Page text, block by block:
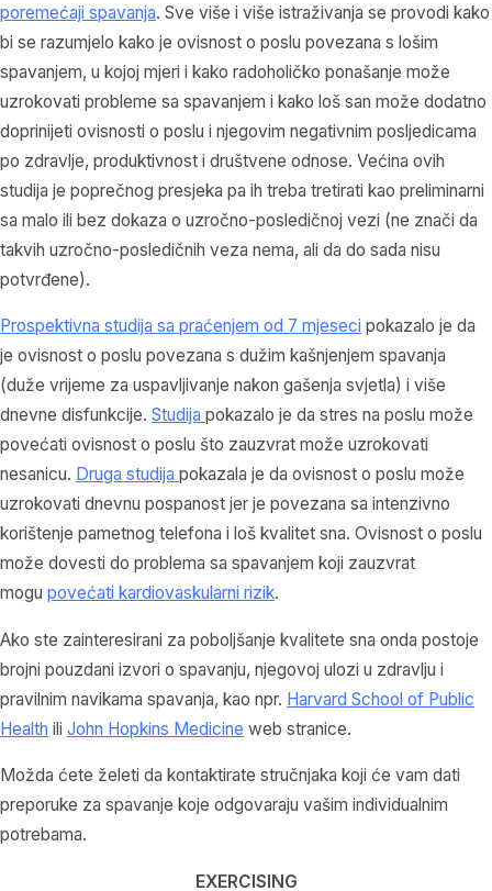
poremećaji spavanja. Sve više i više istraživanja se provodi kako
bi se razumjelo kako je ovisnost o poslu povezana s lošim
spavanjem, u kojoj mjeri i kako radoholičko ponašanje može
uzrokovati probleme sa spavanjem i kako loš san može dodatno
doprinijeti ovisnosti o poslu i njegovim negativnim posljedicama
po zdravlje, produktivnost i društvene odnose. Većina ovih
studija je poprečnog presjeka pa ih treba tretirati kao preliminarni
sa malo ili bez dokaza o uzročno-posledičnoj vezi (ne znači da
takvih uzročno-posledičnih veza nema, ali da do sada nisu
potvrđene).
Prospektivna studija sa praćenjem od 7 mjeseci pokazalo je da
je ovisnost o poslu povezana s dužim kašnjenjem spavanja
(duže vrijeme za uspavljivanje nakon gašenja svjetla) i više
dnevne disfunkcije. Studija pokazalo je da stres na poslu može
povećati ovisnost o poslu što zauzvrat može uzrokovati
nesanicu. Druga studija pokazala je da ovisnost o poslu može
uzrokovati dnevnu pospanost jer je povezana sa intenzivno
korištenje pametnog telefona i loš kvalitet sna. Ovisnost o poslu
može dovesti do problema sa spavanjem koji zauzvrat
mogu povećati kardiovaskularni rizik.
Ako ste zainteresirani za poboljšanje kvalitete sna onda postoje
brojni pouzdani izvori o spavanju, njegovoj ulozi u zdravlju i
pravilnim navikama spavanja, kao npr. Harvard School of Public
Health ili John Hopkins Medicine web stranice.
Možda ćete želeti da kontaktirate stručnjaka koji će vam dati
preporuke za spavanje koje odgovaraju vašim individualnim
potrebama.
EXERCISING